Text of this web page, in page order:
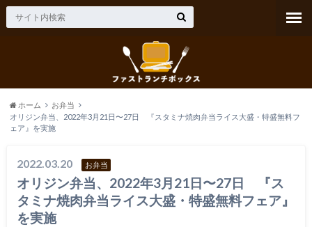
ホーム
お弁当
オリジン弁当、2022年3月21日〜27日 『スタミナ焼肉弁当ライス大盛・特盛無料フ
ェア』を実施
2022.03.20 お弁当
オリジン弁当、2022年3月21日〜27日 『ス
タミナ焼肉弁当ライス大盛・特盛無料フェア』
を実施